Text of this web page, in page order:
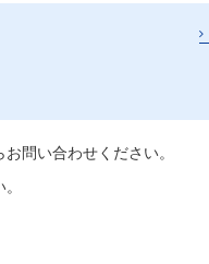
お問い合わせください。